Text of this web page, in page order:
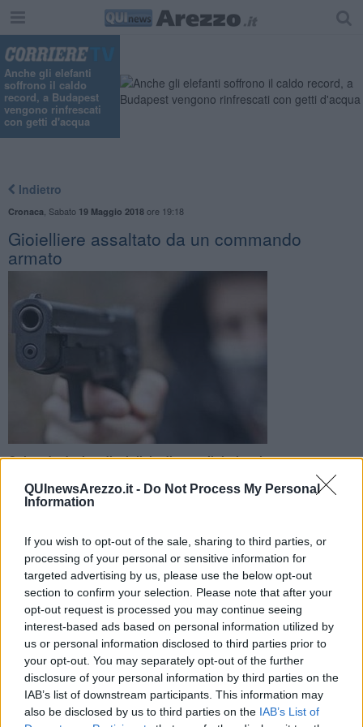
QUInewsArezzo.it - Do Not Process My Personal
Information
If you wish to opt-out of the sale, sharing to third parties, or
processing of your personal or sensitive information for
targeted advertising by us, please use the below opt-out
section to confirm your selection. Please note that after your
opt-out request is processed you may continue seeing
interest-based ads based on personal information utilized by
us or personal information disclosed to third parties prior to
your opt-out. You may separately opt-out of the further
disclosure of your personal information by third parties on the
IAB’s list of downstream participants. This information may
also be disclosed by us to third parties on the IAB’s List of
Anche gli elefanti
soffrono il caldo
record, a Budapest
vengono rinfrescati
con getti d'acqua
Indietro
Cronaca Sabato 19 Maggio 2018ore 19:18
Gioielliere assaltato da un commando
armato
Colpo da decine di migliaia di euro. Il titolare legato e
immobilizzato. Fuori una macchina con il motore acceso per la
fuga
AREZZO —Un colpo studiato a tavolino quello messo a segno da
commandodi cinque malviventi incappucciati che hanno fatto
irruzione in una gioielleria di via Caravaggio. Una volta all'interno, i
quattro hanno legato e immobilizzato il titolare. Poi hanno fatto
razzia e hanno portato via gioielli, oro e contanti per un ammontare
80mila euro.
C'è voluto del tempo prima che scattasse l'allarme. A darlo, infatti,
sono stati alcuni passanti che si sono accorti della vetrina infranta.